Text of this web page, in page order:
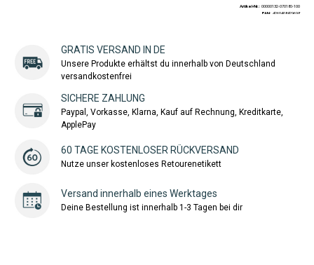
Artikel-Nr.: 00000132-070180-100
EAN: 4260408429698
GRATIS VERSAND IN DE
Unsere Produkte erhältst du innerhalb von Deutschland
versandkostenfrei
SICHERE ZAHLUNG
Paypal, Vorkasse, Klarna, Kauf auf Rechnung, Kreditkarte,
ApplePay
60 TAGE KOSTENLOSER RÜCKVERSAND
Nutze unser kostenloses Retourenetikett
Versand innerhalb eines Werktages
Deine Bestellung ist innerhalb 1-3 Tagen bei dir